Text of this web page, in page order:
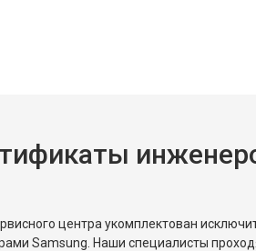
реле
центра укомплектован
Samsung. Наши специалисты